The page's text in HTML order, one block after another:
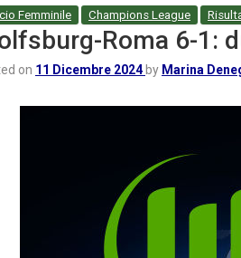
Femminile Champions League
Roma 6-1:
on 11 Dicembre 2024 by Marina